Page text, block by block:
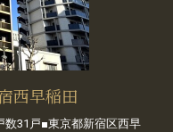
西早稲田
数31戸■東京都新宿区西早